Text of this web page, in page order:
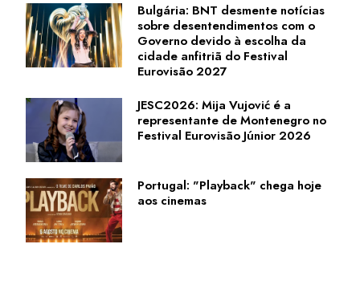
Bulgária: BNT desmente notícias
sobre desentendimentos com o
Governo devido à escolha da
cidade anfitriã do Festival
Eurovisão 2027
JESC2026: Mija Vujović é a
representante de Montenegro no
Festival Eurovisão Júnior 2026
Portugal: "Playback" chega hoje
aos cinemas